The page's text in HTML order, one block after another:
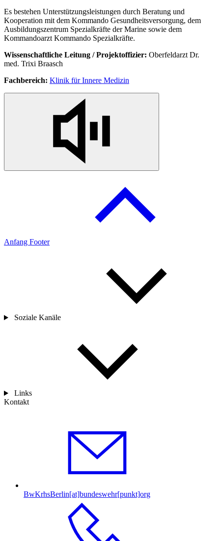
Es bestehen Unterstützungsleistungen durch Beratung und
Kooperation mit dem Kommando Gesundheitsversorgung, dem
Ausbildungszentrum Spezialkräfte der Marine sowie dem
Kommandoarzt Kommando Spezialkräfte.
Wissenschaftliche Leitung / Projektoffizier: Oberfeldarzt Dr.
med. Trixi Braasch
Fachbereich: Klinik für Innere Medizin
Anfang Footer
Soziale Kanäle
Links
Kontakt
BwKrhsBerlin[at]bundeswehr[punkt]org